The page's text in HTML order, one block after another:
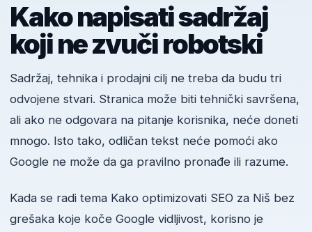
Kako napisati sadržaj
koji ne zvuči robotski
Sadržaj, tehnika i prodajni cilj ne treba da budu tri
odvojene stvari. Stranica može biti tehnički savršena,
ali ako ne odgovara na pitanje korisnika, neće doneti
mnogo. Isto tako, odličan tekst neće pomoći ako
Google ne može da ga pravilno pronađe ili razume.
Kada se radi tema Kako optimizovati SEO za Niš bez
grešaka koje koče Google vidljivost, korisno je